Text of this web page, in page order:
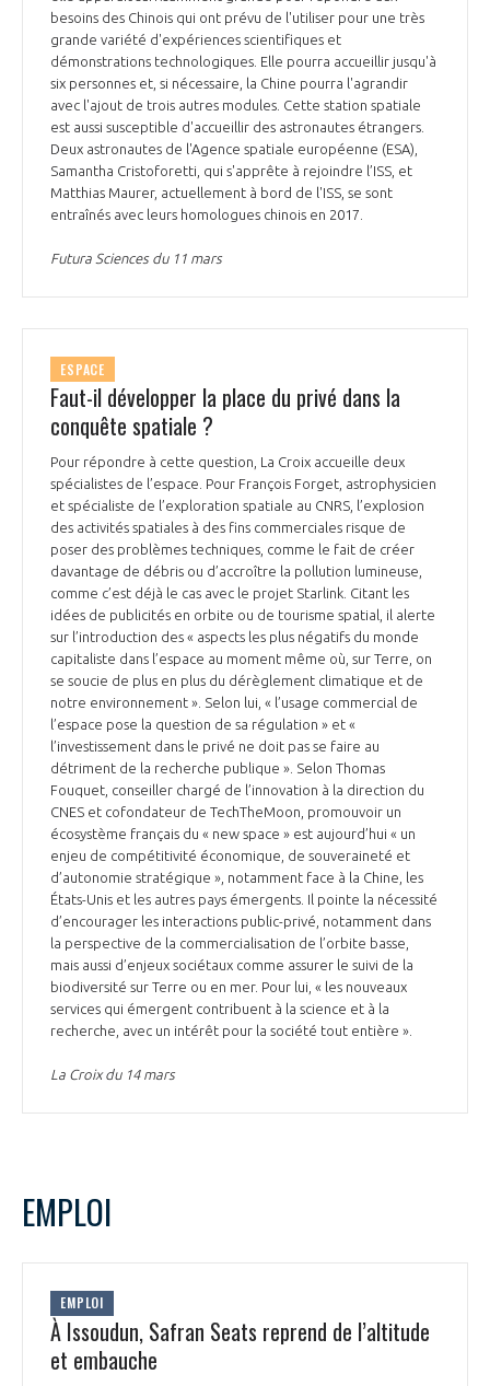
besoins des Chinois qui ont prévu de l'utiliser pour une très
grande variété d'expériences scientifiques et
démonstrations technologiques. Elle pourra accueillir jusqu'à
six personnes et, si nécessaire, la Chine pourra l'agrandir
avec l'ajout de trois autres modules. Cette station spatiale
est aussi susceptible d'accueillir des astronautes étrangers.
Deux astronautes de l'Agence spatiale européenne (ESA),
Samantha Cristoforetti, qui s'apprête à rejoindre l’ISS, et
Matthias Maurer, actuellement à bord de l'ISS, se sont
entraînés avec leurs homologues chinois en 2017.
Futura Sciences du 11 mars
ESPACE
Faut-il développer la place du privé dans la
conquête spatiale ?
Pour répondre à cette question, La Croix accueille deux
spécialistes de l’espace. Pour François Forget, astrophysicien
et spécialiste de l’exploration spatiale au CNRS, l’explosion
des activités spatiales à des fins commerciales risque de
poser des problèmes techniques, comme le fait de créer
davantage de débris ou d’accroître la pollution lumineuse,
comme c’est déjà le cas avec le projet Starlink. Citant les
idées de publicités en orbite ou de tourisme spatial, il alerte
sur l’introduction des « aspects les plus négatifs du monde
capitaliste dans l’espace au moment même où, sur Terre, on
se soucie de plus en plus du dérèglement climatique et de
notre environnement ». Selon lui, « l’usage commercial de
l’espace pose la question de sa régulation » et «
l’investissement dans le privé ne doit pas se faire au
détriment de la recherche publique ». Selon Thomas
Fouquet, conseiller chargé de l’innovation à la direction du
CNES et cofondateur de TechTheMoon, promouvoir un
écosystème français du « new space » est aujourd’hui « un
enjeu de compétitivité économique, de souveraineté et
d’autonomie stratégique », notamment face à la Chine, les
États-Unis et les autres pays émergents. Il pointe la nécessité
d’encourager les interactions public-privé, notamment dans
la perspective de la commercialisation de l’orbite basse,
mais aussi d’enjeux sociétaux comme assurer le suivi de la
biodiversité sur Terre ou en mer. Pour lui, « les nouveaux
services qui émergent contribuent à la science et à la
recherche, avec un intérêt pour la société tout entière ».
La Croix du 14 mars
EMPLOI
EMPLOI
À Issoudun, Safran Seats reprend de l’altitude
et embauche